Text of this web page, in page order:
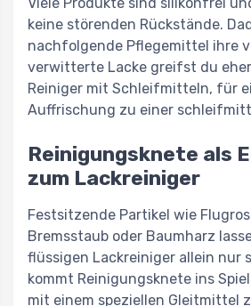
keine störenden Rückstände.
nachfolgende Pflegemittel ihre
verwitterte Lacke greifst du
Reiniger mit Schleifmitteln, für
Auffrischung zu einer
Reinigungsknete als
zum Lackreiniger
Festsitzende Partikel wie
Bremsstaub oder Baumharz
flüssigen Lackreiniger allein nur
kommt Reinigungsknete ins
mit einem speziellen Gleitmittel